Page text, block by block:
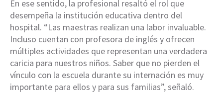
En ese sentido, la profesional resaltó el rol que
desempeña la institución educativa dentro del
hospital. “Las maestras realizan una labor invaluable.
Incluso cuentan con profesora de inglés y ofrecen
múltiples actividades que representan una verdadera
caricia para nuestros niños. Saber que no pierden el
vínculo con la escuela durante su internación es muy
importante para ellos y para sus familias”, señaló.